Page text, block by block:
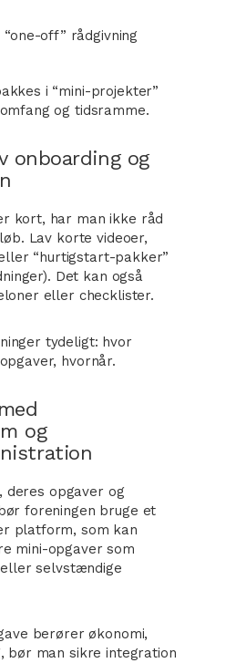
off” rådgivning
i “mini-projekter”
og tidsramme.
onboarding og
kort, har man ikke råd
Lav korte videoer,
“hurtigstart-pakker”
Det kan også
eller checklister.
tydeligt: hvor
hvornår.
og
deres opgaver og
foreningen bruge et
platform, som kan
mini-opgaver som
selvstændige
berører økonomi,
bør man sikre integration